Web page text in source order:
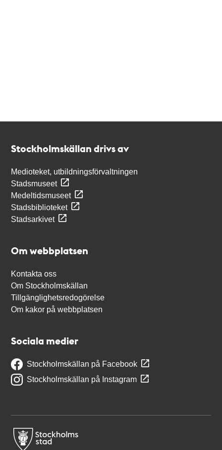
Stockholmskällan drivs av
Medioteket, utbildningsförvaltningen
Stadsmuseet
Medeltidsmuseet
Stadsbiblioteket
Stadsarkivet
Om webbplatsen
Kontakta oss
Om Stockholmskällan
Tillgänglighetsredogörelse
Om kakor på webbplatsen
Sociala medier
Stockholmskällan på Facebook
Stockholmskällan på Instagram